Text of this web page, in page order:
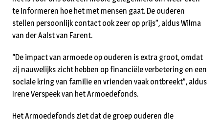
te informeren hoe het met mensen gaat. De ouderen
stellen persoonlijk contact ook zeer op prijs”, aldus Wilma
van der Aalst van Farent.
“De impact van armoede op ouderen is extra groot, omdat
zij nauwelijks zicht hebben op financiële verbetering en een
sociale kring van familie en vrienden vaak ontbreekt”, aldus
Irene Verspeek van het Armoedefonds.
Het Armoedefonds ziet dat de groep ouderen die